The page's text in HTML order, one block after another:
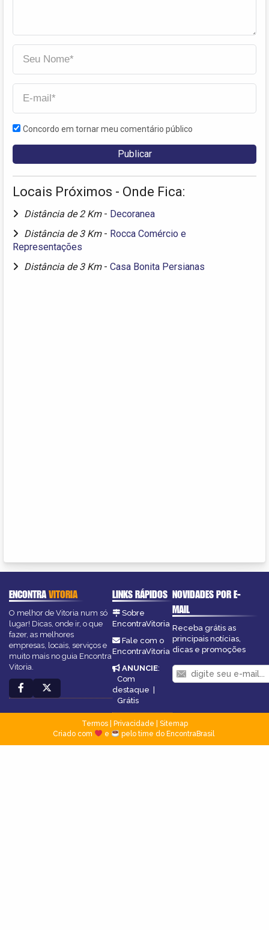
Concordo em tornar meu comentário público
Locais Próximos - Onde Fica:
Distância de 2 Km - Decoranea
Distância de 3 Km - Rocca Comércio e
Representações
Distância de 3 Km - Casa Bonita Persianas
ENCONTRAVITORIA
O melhor de Vitoria num só
lugar! Dicas, onde ir, o que
fazer, as melhores
empresas, locais, serviços e
muito mais no guia Encontra
Vitoria.
LINKS RÁPIDOS
Sobre
EncontraVitoria
Fale com o
EncontraVitoria
ANUNCIE:
Com
destaque
Grátis
NOVIDADES POR E-
MAIL
Receba grátis as
principais notícias,
dicas e promoções
Termos| Privacidade
Sitemap
Criado com
e pelo time do EncontraBrasil